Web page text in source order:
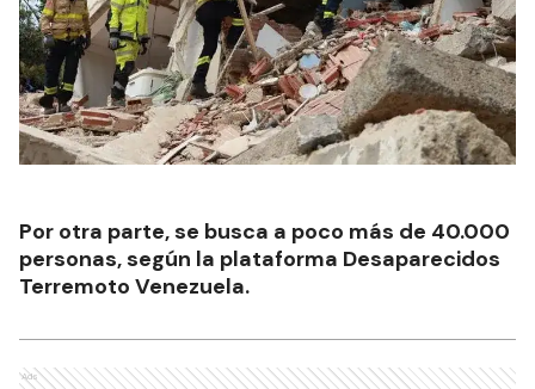
Por otra parte, se busca a poco más de 40.000
personas, según la plataforma Desaparecidos
Terremoto Venezuela.
Ads